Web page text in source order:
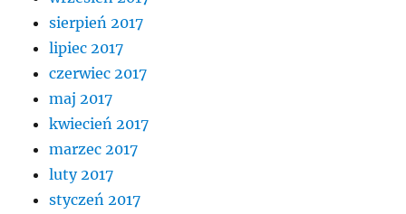
sierpień 2017
lipiec 2017
czerwiec 2017
maj 2017
kwiecień 2017
marzec 2017
luty 2017
styczeń 2017